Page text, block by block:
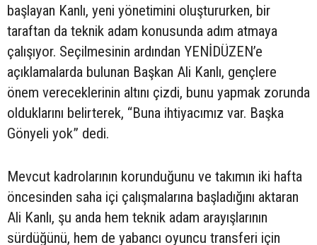
başlayan Kanlı, yeni yönetimini oluştururken, bir
taraftan da teknik adam konusunda adım atmaya
çalışıyor. Seçilmesinin ardından YENİDÜZEN’e
açıklamalarda bulunan Başkan Ali Kanlı, gençlere
önem vereceklerinin altını çizdi, bunu yapmak zorunda
olduklarını belirterek, “Buna ihtiyacımız var. Başka
Gönyeli yok” dedi.
Mevcut kadrolarının korunduğunu ve takımın iki hafta
öncesinden saha içi çalışmalarına başladığını aktaran
Ali Kanlı, şu anda hem teknik adam arayışlarının
sürdüğünü, hem de yabancı oyuncu transferi için